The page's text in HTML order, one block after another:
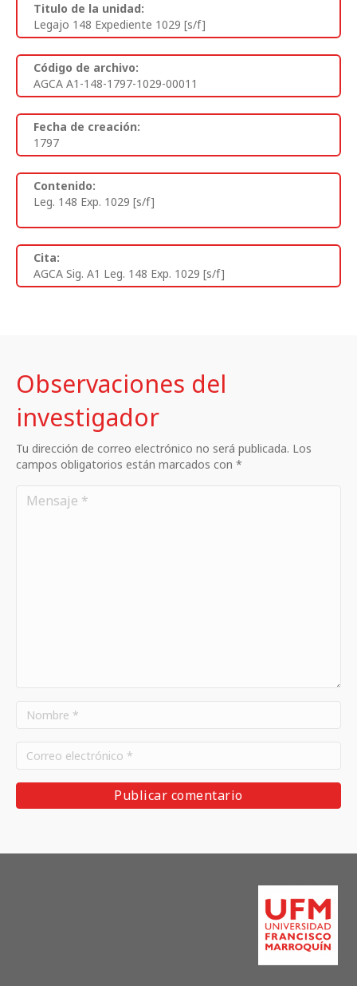
Titulo de la unidad:
Legajo 148 Expediente 1029 [s/f]
Código de archivo:
AGCA A1-148-1797-1029-00011
Fecha de creación:
1797
Contenido:
Leg. 148 Exp. 1029 [s/f]
Cita:
AGCA Sig. A1 Leg. 148 Exp. 1029 [s/f]
Observaciones del
investigador
Tu dirección de correo electrónico no será publicada. Los
campos obligatorios están marcados con *